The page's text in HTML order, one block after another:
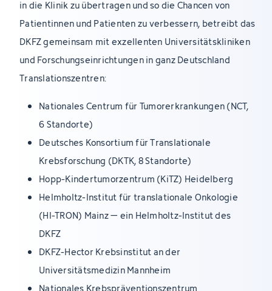
in die Klinik zu übertragen und so die Chancen von
Patientinnen und Patienten zu verbessern, betreibt das
DKFZ gemeinsam mit exzellenten Universitätskliniken
und Forschungseinrichtungen in ganz Deutschland
Translationszentren:
Nationales Centrum für Tumorerkrankungen (NCT,
6 Standorte)
Deutsches Konsortium für Translationale
Krebsforschung (DKTK, 8 Standorte)
Hopp-Kindertumorzentrum (KiTZ) Heidelberg
Helmholtz-Institut für translationale Onkologie
(HI-TRON) Mainz – ein Helmholtz-Institut des
DKFZ
DKFZ-Hector Krebsinstitut an der
Universitätsmedizin Mannheim